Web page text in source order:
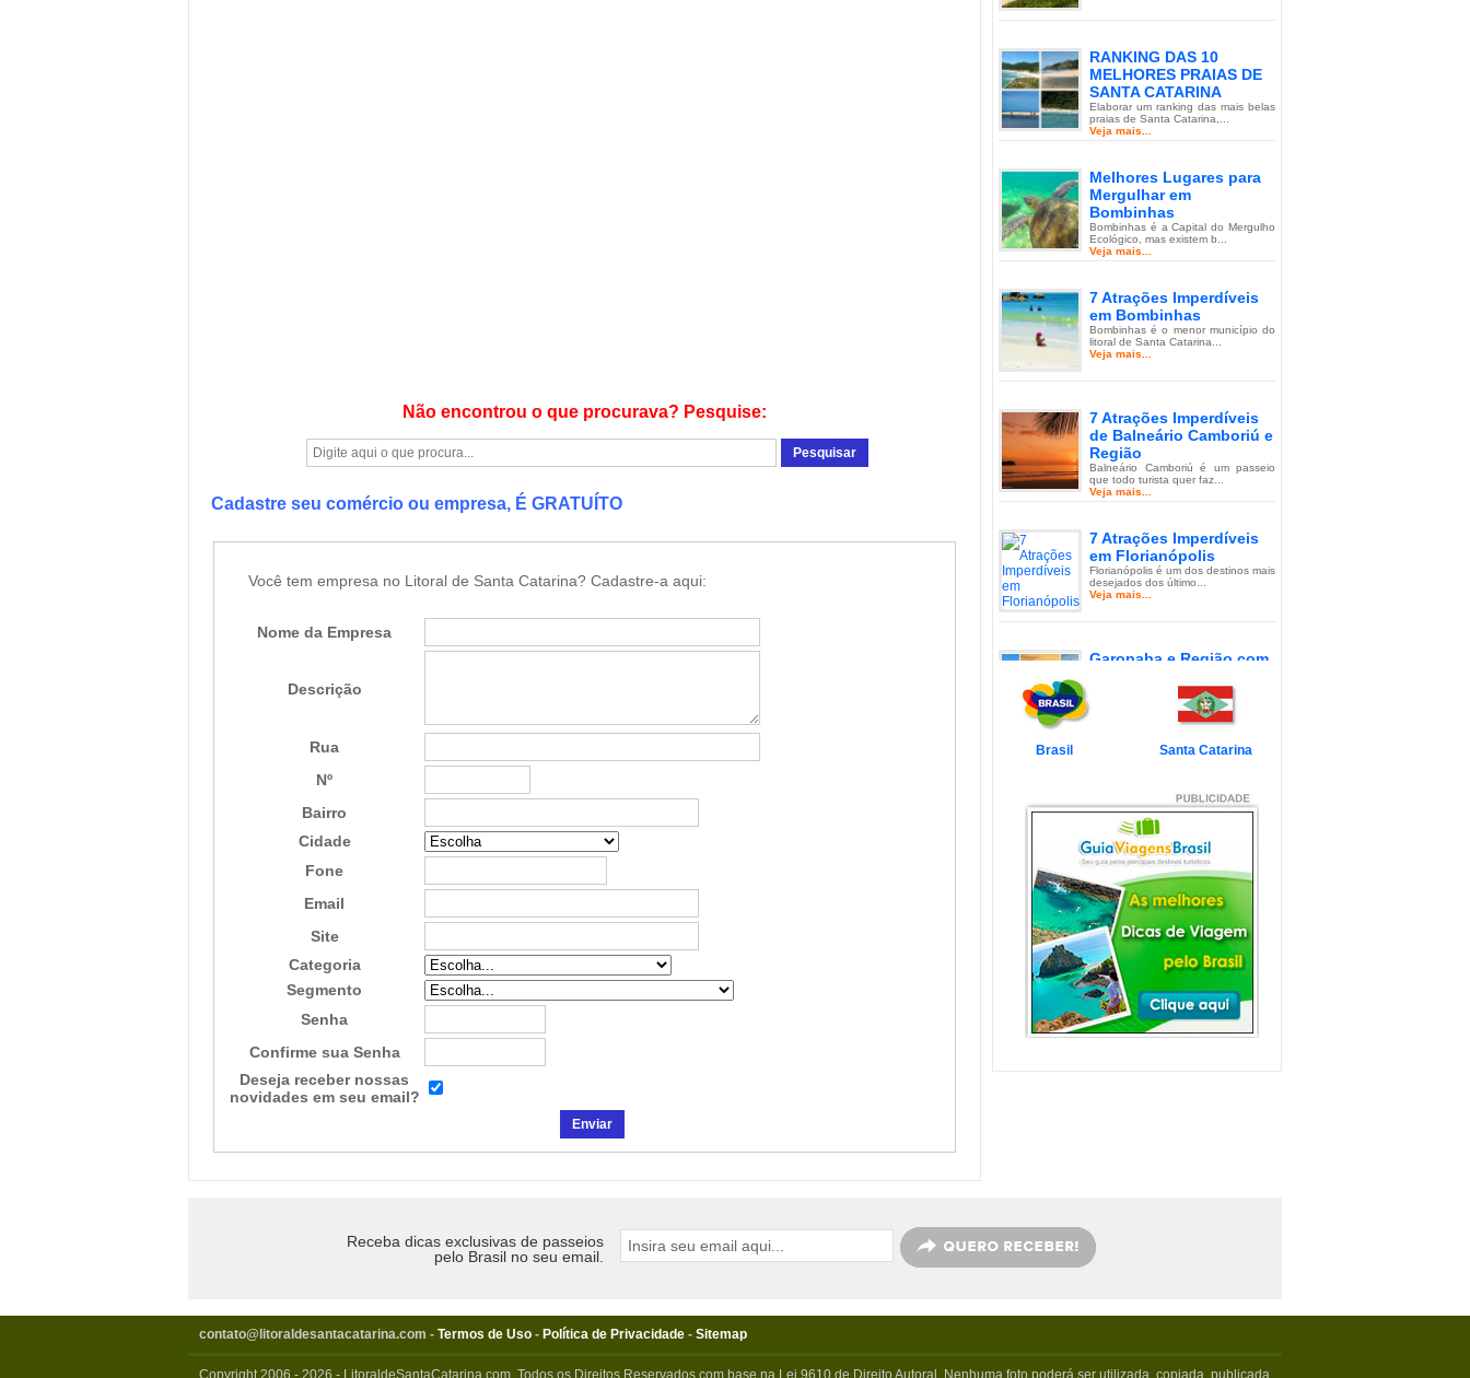
Não encontrou o que procurava? Pesquise:
Cadastre seu comércio ou empresa, É GRATUÍTO
Você tem empresa no Litoral de Santa Catarina? Cadastre-a aqui:
Nome da Empresa
Descrição
Rua
Nº
Bairro
Cidade
Fone
Email
Site
Categoria
Segmento
Senha
Confirme sua Senha
Deseja receber nossas
novidades em seu email?
RANKING DAS 10
MELHORES PRAIAS DE
SANTA CATARINA
Elaborar um ranking das mais belas
praias de Santa Catarina,...
Veja mais...
Melhores Lugares para
Mergulhar em
Bombinhas
Bombinhas é a Capital do Mergulho
Ecológico, mas existem b...
Veja mais...
7 Atrações Imperdíveis
em Bombinhas
Bombinhas é o menor município do
litoral de Santa Catarina...
Veja mais...
7 Atrações Imperdíveis
de Balneário Camboriú e
Região
Balneário Camboriú é um passeio
que todo turista quer faz...
Veja mais...
7 Atrações Imperdíveis
em Florianópolis
Florianópolis é um dos destinos mais
desejados dos último...
Veja mais...
Garopaba e Região com
Garopaba é um município de Santa
Catarina a 80 quilômetro...
Veja mais...
com Crianças
Simplesmente magnífico! Assim
pode ser descrito o Litoral d...
Veja mais...
Balneário Camboriú e
arredores com Crianças
Balneário Camboriú fica em Santa
Catarina, mais especifica...
Veja mais...
Florianópolis com
crianças: as melhores
5 PRAIAS DE FLORIPA
Brasil Santa Catarina
Receba dicas exclusivas de passeios
pelo Brasil no seu email.
contato@litoraldesantacatarina.com - Termos de Uso - Política de Privacidade - Sitemap
Copyright 2006 - 2026 - LitoraldeSantaCatarina.com. Todos os Direitos Reservados com base na Lei 9610 de Direito Autoral. Nenhuma foto poderá ser utilizada, copiada, publicada